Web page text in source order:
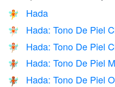
🧚 Hada
🧚🏻 Hada: Tono De Piel
🧚🏼 Hada: Tono De Piel
🧚🏽 Hada: Tono De Piel
🧚🏾 Hada: Tono De Piel